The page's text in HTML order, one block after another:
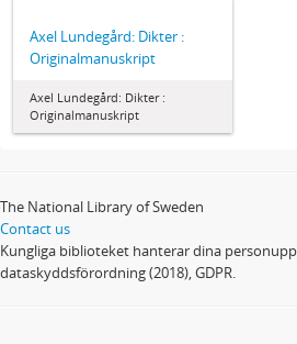
Axel Lundegård: Dikter :
Originalmanuskript
Axel Lundegård: Dikter :
Originalmanuskript
The National Library of Sweden
Contact us
Kungliga biblioteket hanterar dina
dataskyddsförordning (2018), GDPR.